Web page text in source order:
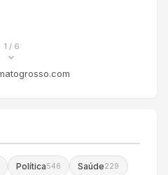
1 / 6
Política546 Saúde229